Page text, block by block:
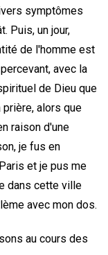
symptômes
Puis, un jour,
de l'homme est
avec la
de Dieu que
prière, alors que
raison d'une
je fus en
et je pus me
dans cette ville
avec mon dos.
au cours des